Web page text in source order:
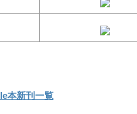
本新刊一覧